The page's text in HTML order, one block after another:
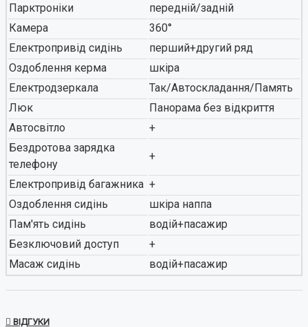
Парктроніки
передній/задній
Камера
360°
Електропривід сидінь
перший+другий ряд
Оздоблення керма
шкіра
Електродзеркала
Так/Автоскладання/Память
Люк
Панорама без відкриття
Автосвітло
+
Бездротова зарядка
телефону
+
Електропривід багажника +
Оздоблення сидінь
шкіра наппа
Пам'ять сидінь
водій+пасажир
Безключовий доступ
+
Масаж сидінь
водій+пасажир
ВІДГУКИ